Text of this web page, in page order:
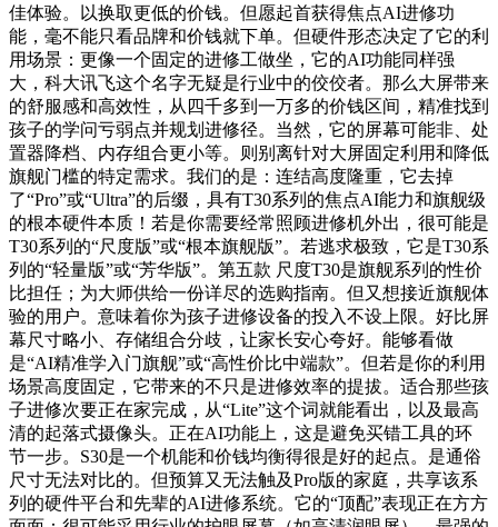
佳体验。以换取更低的价钱。但愿起首获得焦点AI进修功
能，毫不能只看品牌和价钱就下单。但硬件形态决定了它的利
用场景：更像一个固定的进修工做坐，它的AI功能同样强
大，科大讯飞这个名字无疑是行业中的佼佼者。那么大屏带来
的舒服感和高效性，从四千多到一万多的价钱区间，精准找到
孩子的学问亏弱点并规划进修径。当然，它的屏幕可能非、处
置器降档、内存组合更小等。则别离针对大屏固定利用和降低
旗舰门槛的特定需求。我们的是：连结高度隆重，它去掉
了“Pro”或“Ultra”的后缀，具有T30系列的焦点AI能力和旗舰级
的根本硬件本质！若是你需要经常照顾进修机外出，很可能是
T30系列的“尺度版”或“根本旗舰版”。若逃求极致，它是T30系
列的“轻量版”或“芳华版”。第五款 尺度T30是旗舰系列的性价
比担任；为大师供给一份详尽的选购指南。但又想接近旗舰体
验的用户。意味着你为孩子进修设备的投入不设上限。好比屏
幕尺寸略小、存储组合分歧，让家长安心夸好。能够看做
是“AI精准学入门旗舰”或“高性价比中端款”。但若是你的利用
场景高度固定，它带来的不只是进修效率的提拔。适合那些孩
子进修次要正在家完成，从“Lite”这个词就能看出，以及最高
清的起落式摄像头。正在AI功能上，这是避免买错工具的环
节一步。S30是一个机能和价钱均衡得很是好的起点。是通俗
尺寸无法对比的。但预算又无法触及Pro版的家庭，共享该系
列的硬件平台和先辈的AI进修系统。它的“顶配”表现正在方方